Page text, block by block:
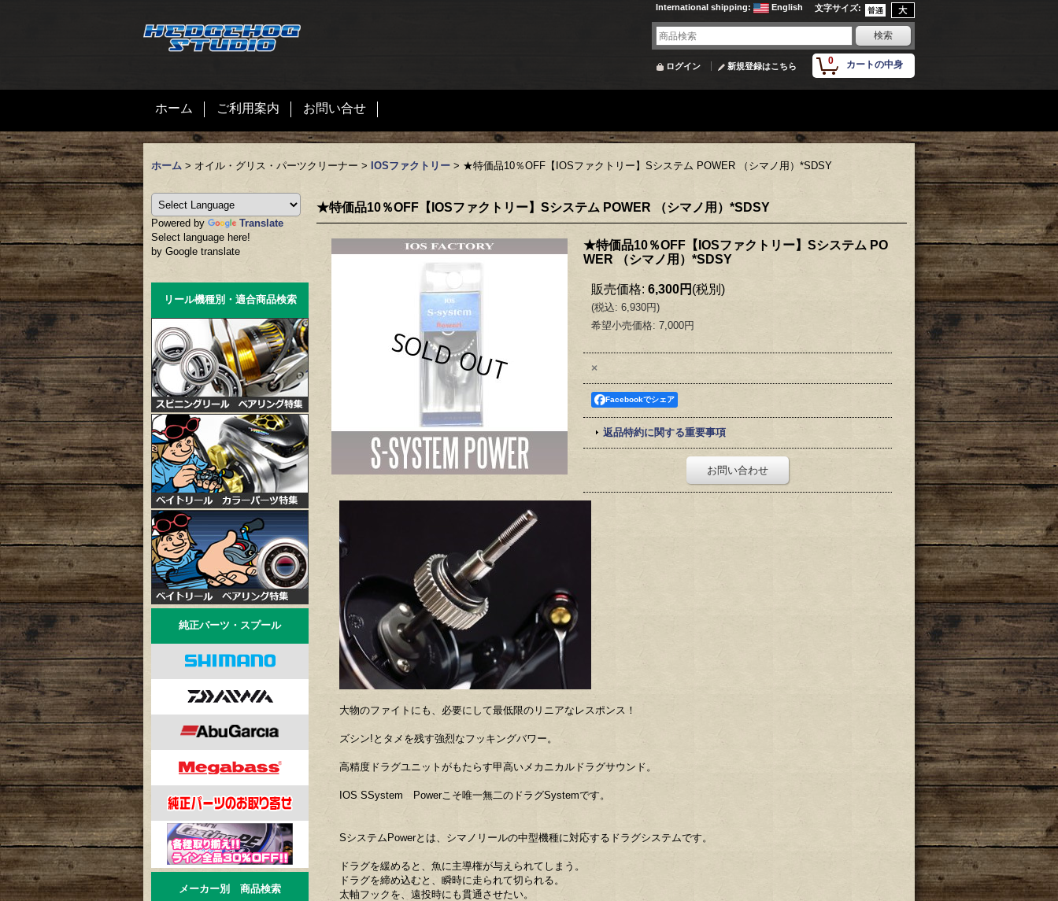
文字サイズ:
International shipping: English
0 カートの中身
ログイン 新規登録はこちら
ホーム ご利用案内 お問い合せ
ホーム > オイル・グリス・パーツクリーナー > IOSファクトリー > ★特価品10％OFF【IOSファクトリー】Sシステム POWER （シマノ用）*SDSY
Powered by
Translate
Select language here!
by Google translate
リール機種別・適合商品検索
純正パーツ・スプール
メーカー別 商品検索
★特価品10％OFF【IOSファクトリー】Sシステム POWER （シマノ用）*SDSY
★特価品10％OFF【IOSファクトリー】Sシステム PO
WER （シマノ用）*SDSY
販売価格: 6,300円 (税別)
(税込: 6,930円)
希望小売価格: 7,000円
×
Facebookでシェア
返品特約に関する重要事項
お問い合わせ
大物のファイトにも、必要にして最低限のリニアなレスポンス！
ズシン!とタメを残す強烈なフッキングバワー。
高精度ドラグユニットがもたらす甲高いメカニカルドラグサウンド。
IOS SSystem Powerこそ唯一無二のドラグSystemです。
SシステムPowerとは、シマノリールの中型機種に対応するドラグシステムです。
ドラグを緩めると、魚に主導権が与えられてしまう。
ドラグを締め込むと、瞬時に走られて切られる。
太軸フックを、遠投時にも貫通させたい。